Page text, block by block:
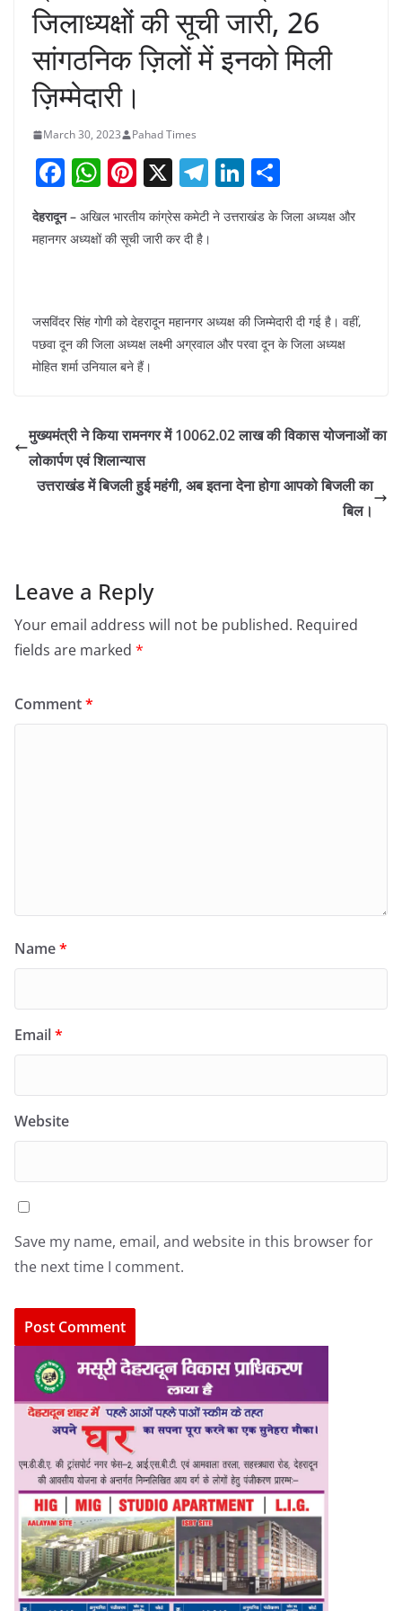
जिलाध्यक्षों की सूची जारी, 26
सांगठनिक ज़िलों में इनको मिली
ज़िम्मेदारी।
March 30, 2023 Pahad Times
F
c
o
o
k
W
at
p
p
Pi
nt
er
X T
el
e
m
Li
n
k
n
h
ar
देहरादून – अखिल भारतीय कांग्रेस कमेटी ने उत्तराखंड के जिला अध्यक्ष और
महानगर अध्यक्षों की सूची जारी कर दी है।
जसविंदर सिंह गोगी को देहरादून महानगर अध्यक्ष की जिम्मेदारी दी गई है। वहीं,
पछवा दून की जिला अध्यक्ष लक्ष्मी अग्रवाल और परवा दून के जिला अध्यक्ष
मोहित शर्मा उनियाल बने हैं।
मुख्यमंत्री ने किया रामनगर में 10062.02 लाख की विकास योजनाओं का
लोकार्पण एवं शिलान्यास
उत्तराखंड में बिजली हुई महंगी, अब इतना देना होगा आपको बिजली का
बिल।
Leave a Reply
Your email address will not be published. Required
fields are marked *
Comment*
Name*
Email*
Website
Save my name, email, and website in this browser for
the next time I comment.